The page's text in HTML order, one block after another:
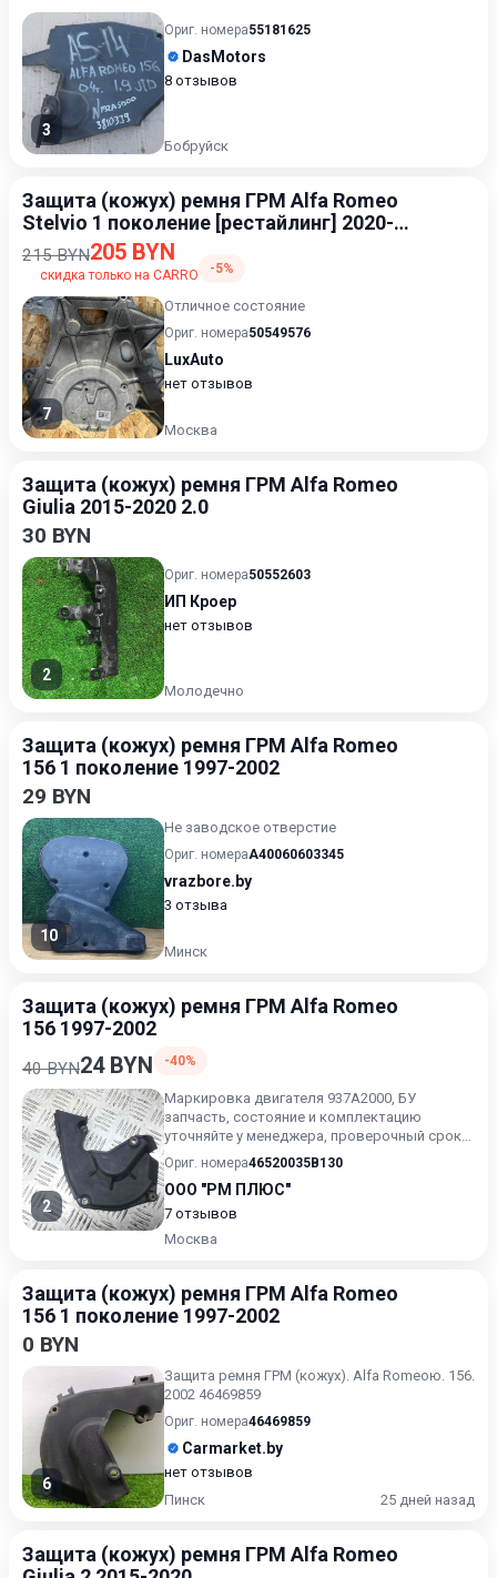
3
Ориг. номера55181625
DasMotors
8 отзывов
Бобруйск
Защита (кожух) ремня ГРМ Alfa Romeo
Stelvio 1 поколение [рестайлинг] 2020-
2023
215 BYN205 BYN
скидка только на CARRO -5%
7
Отличное состояние
Ориг. номера50549576
LuxAuto
нет отзывов
Москва
Защита (кожух) ремня ГРМ Alfa Romeo
Giulia 2015-2020 2.0
30 BYN
2
Ориг. номера50552603
ИП Кроер
нет отзывов
Молодечно
Защита (кожух) ремня ГРМ Alfa Romeo
156 1 поколение 1997-2002
29 BYN
10
Не заводское отверстие
Ориг. номераA40060603345
vrazbore.by
3 отзыва
Минск
Защита (кожух) ремня ГРМ Alfa Romeo
156 1997-2002
40 BYN24 BYN -40%
2
Маркировка двигателя 937A2000, БУ
запчасть, состояние и комплектацию
уточняйте у менеджера, проверочный срок
от 14 до 30 дней.
Ориг. номера46520035B130
ООО "РМ ПЛЮС"
7 отзывов
Москва
Защита (кожух) ремня ГРМ Alfa Romeo
156 1 поколение 1997-2002
0 BYN
6
Защита ремня ГРМ (кожух). Alfa Romeoю. 156.
2002 46469859
Ориг. номера46469859
Carmarket.by
нет отзывов
Пинск
25 дней назад
Защита (кожух) ремня ГРМ Alfa Romeo